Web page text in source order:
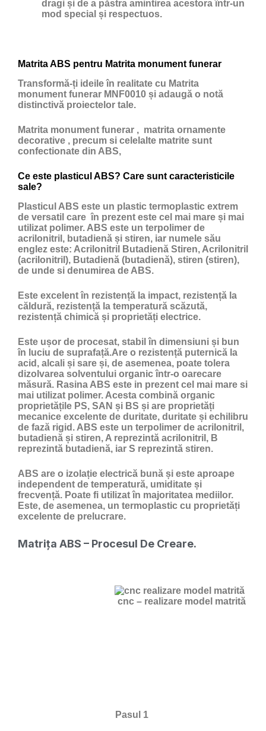
dragi și de a păstra amintirea acestora într-un
mod special și respectuos.
Matrita ABS pentru Matrita monument funerar
Transformă-ți ideile în realitate cu Matrita
monument funerar MNF0010 și adaugă o notă
distinctivă proiectelor tale.
Matrita monument funerar , matrita ornamente
decorative , precum si celelalte matrite sunt
confectionate din ABS,
Ce este plasticul ABS? Care sunt caracteristicile
sale?
Plasticul ABS este un plastic termoplastic extrem
de versatil care în prezent este cel mai mare și mai
utilizat polimer. ABS este un terpolimer de
acrilonitril, butadienă și stiren, iar numele său
englez este: Acrilonitril Butadienă Stiren, Acrilonitril
(acrilonitril), Butadienă (butadienă), stiren (stiren),
de unde si denumirea de ABS.
Este excelent în rezistență la impact, rezistență la
căldură, rezistență la temperatură scăzută,
rezistență chimică și proprietăți electrice.
Este ușor de procesat, stabil în dimensiuni și bun
în luciu de suprafață.Are o rezistență puternică la
acid, alcali și sare și, de asemenea, poate tolera
dizolvarea solventului organic într-o oarecare
măsură. Rasina ABS este in prezent cel mai mare si
mai utilizat polimer. Acesta combină organic
proprietățile PS, SAN și BS și are proprietăți
mecanice excelente de duritate, duritate și echilibru
de fază rigid. ABS este un terpolimer de acrilonitril,
butadienă și stiren, A reprezintă acrilonitril, B
reprezintă butadienă, iar S reprezintă stiren.
ABS are o izolație electrică bună și este aproape
independent de temperatură, umiditate și
frecvență. Poate fi utilizat în majoritatea mediilor.
Este, de asemenea, un termoplastic cu proprietăți
excelente de prelucrare.
Matrița ABS – Procesul De Creare.
cnc – realizare model matrită
Pasul 1